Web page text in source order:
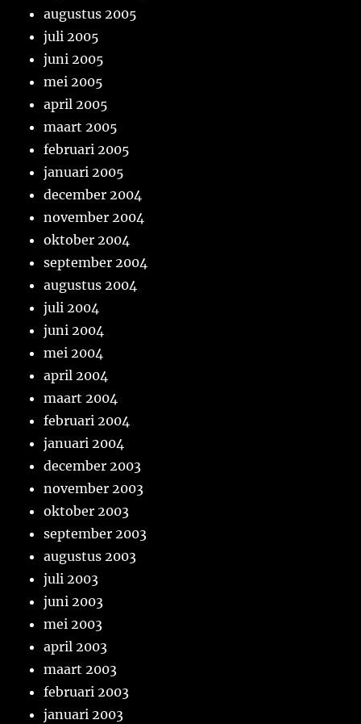
augustus 2005
juli 2005
juni 2005
mei 2005
april 2005
maart 2005
februari 2005
januari 2005
december 2004
november 2004
oktober 2004
september 2004
augustus 2004
juli 2004
juni 2004
mei 2004
april 2004
maart 2004
februari 2004
januari 2004
december 2003
november 2003
oktober 2003
september 2003
augustus 2003
juli 2003
juni 2003
mei 2003
april 2003
maart 2003
februari 2003
januari 2003